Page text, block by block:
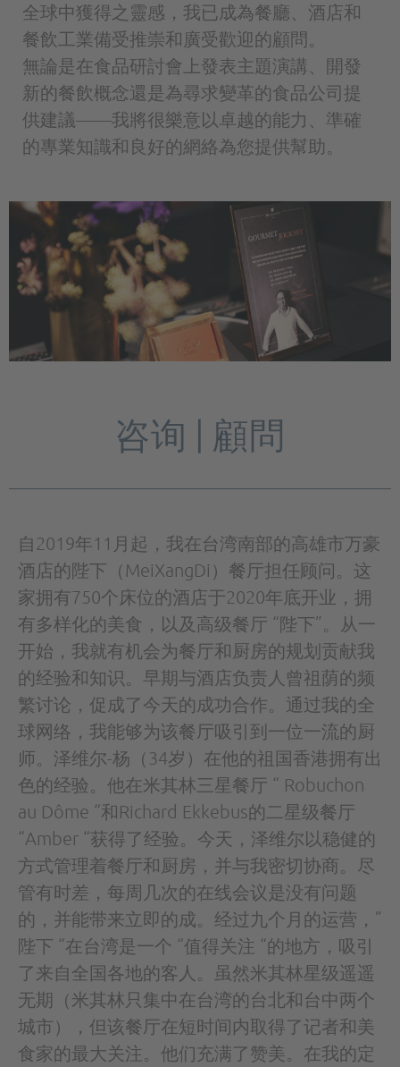
全球中獲得之靈感，我已成為餐廳、酒店和
餐飲工業備受推崇和廣受歡迎的顧問。
無論是在食品研討會上發表主題演講、開發
新的餐飲概念還是為尋求變革的食品公司提
供建議——我將很樂意以卓越的能力、準確
的專業知識和良好的網絡為您提供幫助。
咨询 | 顧問
自2019年11月起，我在台湾南部的高雄市万豪
酒店的陛下（MeiXangDi）餐厅担任顾问。这
家拥有750个床位的酒店于2020年底开业，拥
有多样化的美食，以及高级餐厅 “陛下”。从一
开始，我就有机会为餐厅和厨房的规划贡献我
的经验和知识。早期与酒店负责人曾祖荫的频
繁讨论，促成了今天的成功合作。通过我的全
球网络，我能够为该餐厅吸引到一位一流的厨
师。泽维尔-杨（34岁）在他的祖国香港拥有出
色的经验。他在米其林三星餐厅 “ Robuchon
au Dôme “和Richard Ekkebus的二星级餐厅
“Amber “获得了经验。今天，泽维尔以稳健的
方式管理着餐厅和厨房，并与我密切协商。尽
管有时差，每周几次的在线会议是没有问题
的，并能带来立即的成。经过九个月的运营，”
陛下 “在台湾是一个 “值得关注 “的地方，吸引
了来自全国各地的客人。虽然米其林星级遥遥
无期（米其林只集中在台湾的台北和台中两个
城市），但该餐厅在短时间内取得了记者和美
食家的最大关注。他们充满了赞美。在我的定